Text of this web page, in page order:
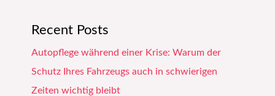
Recent Posts
Autopflege während einer Krise: Warum der
Schutz Ihres Fahrzeugs auch in schwierigen
Zeiten wichtig bleibt